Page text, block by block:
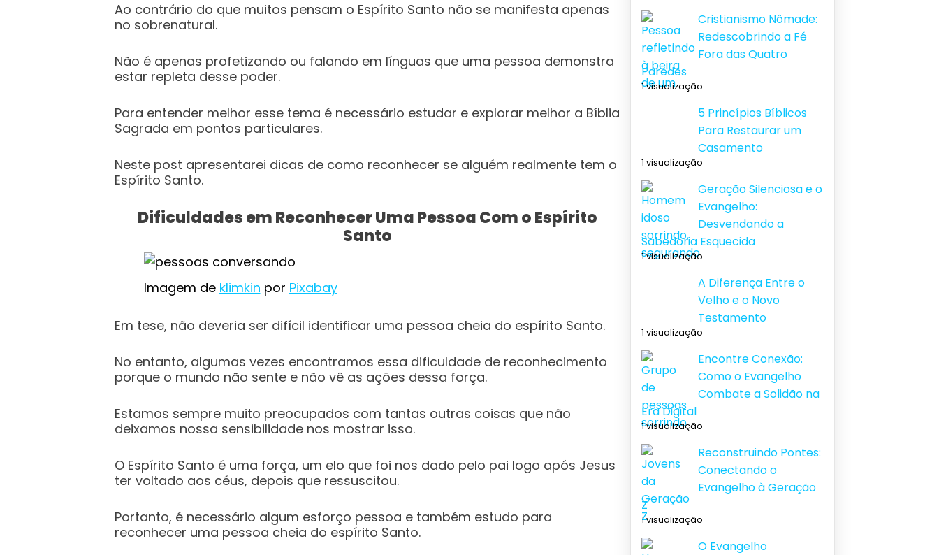
Ao contrário do que muitos pensam o Espírito Santo não se manifesta apenas
no sobrenatural.
Não é apenas profetizando ou falando em línguas que uma pessoa demonstra
estar repleta desse poder.
Para entender melhor esse tema é necessário estudar e explorar melhor a Bíblia
Sagrada em pontos particulares.
Neste post apresentarei dicas de como reconhecer se alguém realmente tem o
Espírito Santo.
Dificuldades em Reconhecer Uma Pessoa Com o Espírito
Santo
Imagem de klimkin por Pixabay
Em tese, não deveria ser difícil identificar uma pessoa cheia do espírito Santo.
No entanto, algumas vezes encontramos essa dificuldade de reconhecimento
porque o mundo não sente e não vê as ações dessa força.
Estamos sempre muito preocupados com tantas outras coisas que não
deixamos nossa sensibilidade nos mostrar isso.
O Espírito Santo é uma força, um elo que foi nos dado pelo pai logo após Jesus
ter voltado aos céus, depois que ressuscitou.
Portanto, é necessário algum esforço pessoa e também estudo para
reconhecer uma pessoa cheia do espírito Santo.
Cristianismo Nômade:
Redescobrindo a Fé
Fora das Quatro
Paredes
1 visualização
5 Princípios Bíblicos
Para Restaurar um
Casamento
1 visualização
Geração Silenciosa e o
Evangelho:
Desvendando a
Sabedoria Esquecida
1 visualização
A Diferença Entre o
Velho e o Novo
Testamento
1 visualização
Encontre Conexão:
Como o Evangelho
Combate a Solidão na
Era Digital
1 visualização
Reconstruindo Pontes:
Conectando o
Evangelho à Geração
Z
1 visualização
O Evangelho